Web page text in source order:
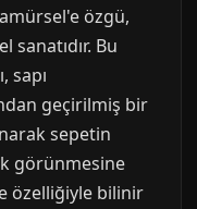
özgü,
Bu
sapı
geçirilmiş bir
sepetin
görünmesine
özelliğiyle bilinir